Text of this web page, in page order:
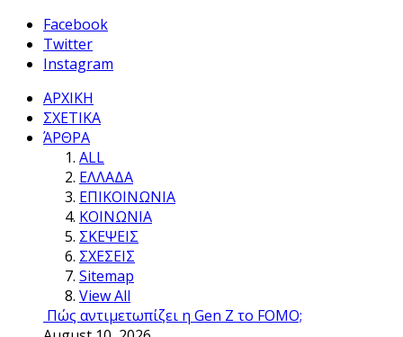
Facebook
Twitter
Instagram
ΑΡΧΙΚΗ
ΣΧΕΤΙΚΑ
ΆΡΘΡΑ
ALL
ΕΛΛΑΔΑ
ΕΠΙΚΟΙΝΩΝΙΑ
ΚΟΙΝΩΝΙΑ
ΣΚΕΨΕΙΣ
ΣΧΕΣΕΙΣ
Sitemap
View All
Πώς αντιμετωπίζει η Gen Z το FOMO;